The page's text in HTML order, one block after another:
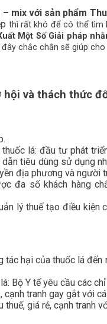
mix với sản phẩm
thì rất khó để có thể tìm
Một Số Giải pháp
chắc chắn sẽ giúp
và thách thức
lá: đầu tư phát
tiêu dùng sử dụng
địa phương và người
đa số khách hàng
lý thuế tạo điều
tác hại của thuốc lá
Bộ Y tế yêu cầu các
tranh gay gắt với
giá rẻ, cạnh tranh